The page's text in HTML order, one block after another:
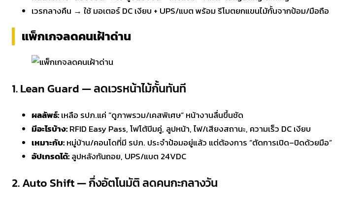
เวรกลางคืน → ใช้ มอเตอร์ DC เงียบ + UPS/แบต พร้อม รีโมตยกแขนไม้กั้นจากป้อม/มือถือ
แพ็กเกจลดคนเฝ้าด่าน
1. Lean Guard — ลดเวรหน้าไม้กั้นทันที
ผลลัพธ์:เหลือ รปภ.แค่ “ดูภาพรวม/เคสพิเศษ” หน้างานลื่นขึ้นชัด
มีอะไรบ้าง:RFID Easy Pass, โฟโต้บีมคู่, ลูปหน้า, ไฟ/เสียงสถานะ, ความเร็ว DC เงียบ
เหมาะกับ:หมู่บ้าน/คอนโดที่มี รปภ. ประจำป้อมอยู่แล้ว แต่ต้องการ “ตัดการเปิด–ปิดด้วยมือ”
อัปเกรดได้:ลูปหลังกันถอย, UPS/แบต 24VDC
2. Auto Shift — กึ่งอัตโนมัติ ลดคนกะกลางวัน